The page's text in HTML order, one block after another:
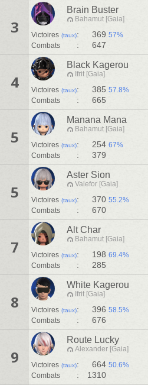
3
Brain Buster
Bahamut [Gaia]
Victoires (taux): 369 57%
Combats
: 647
4
Black Kagerou
Ifrit [Gaia]
Victoires (taux): 385 57.8%
Combats
: 665
5
Manana Mana
Bahamut [Gaia]
Victoires (taux): 254 67%
Combats
: 379
5
Aster Sion
Valefor [Gaia]
Victoires (taux): 370 55.2%
Combats
: 670
7
Alt Char
Bahamut [Gaia]
Victoires (taux): 198 69.4%
Combats
: 285
8
White Kagerou
Ifrit [Gaia]
Victoires (taux): 396 58.5%
Combats
: 676
9
Route Lucky
Alexander [Gaia]
Victoires (taux): 664 50.6%
Combats
: 1310